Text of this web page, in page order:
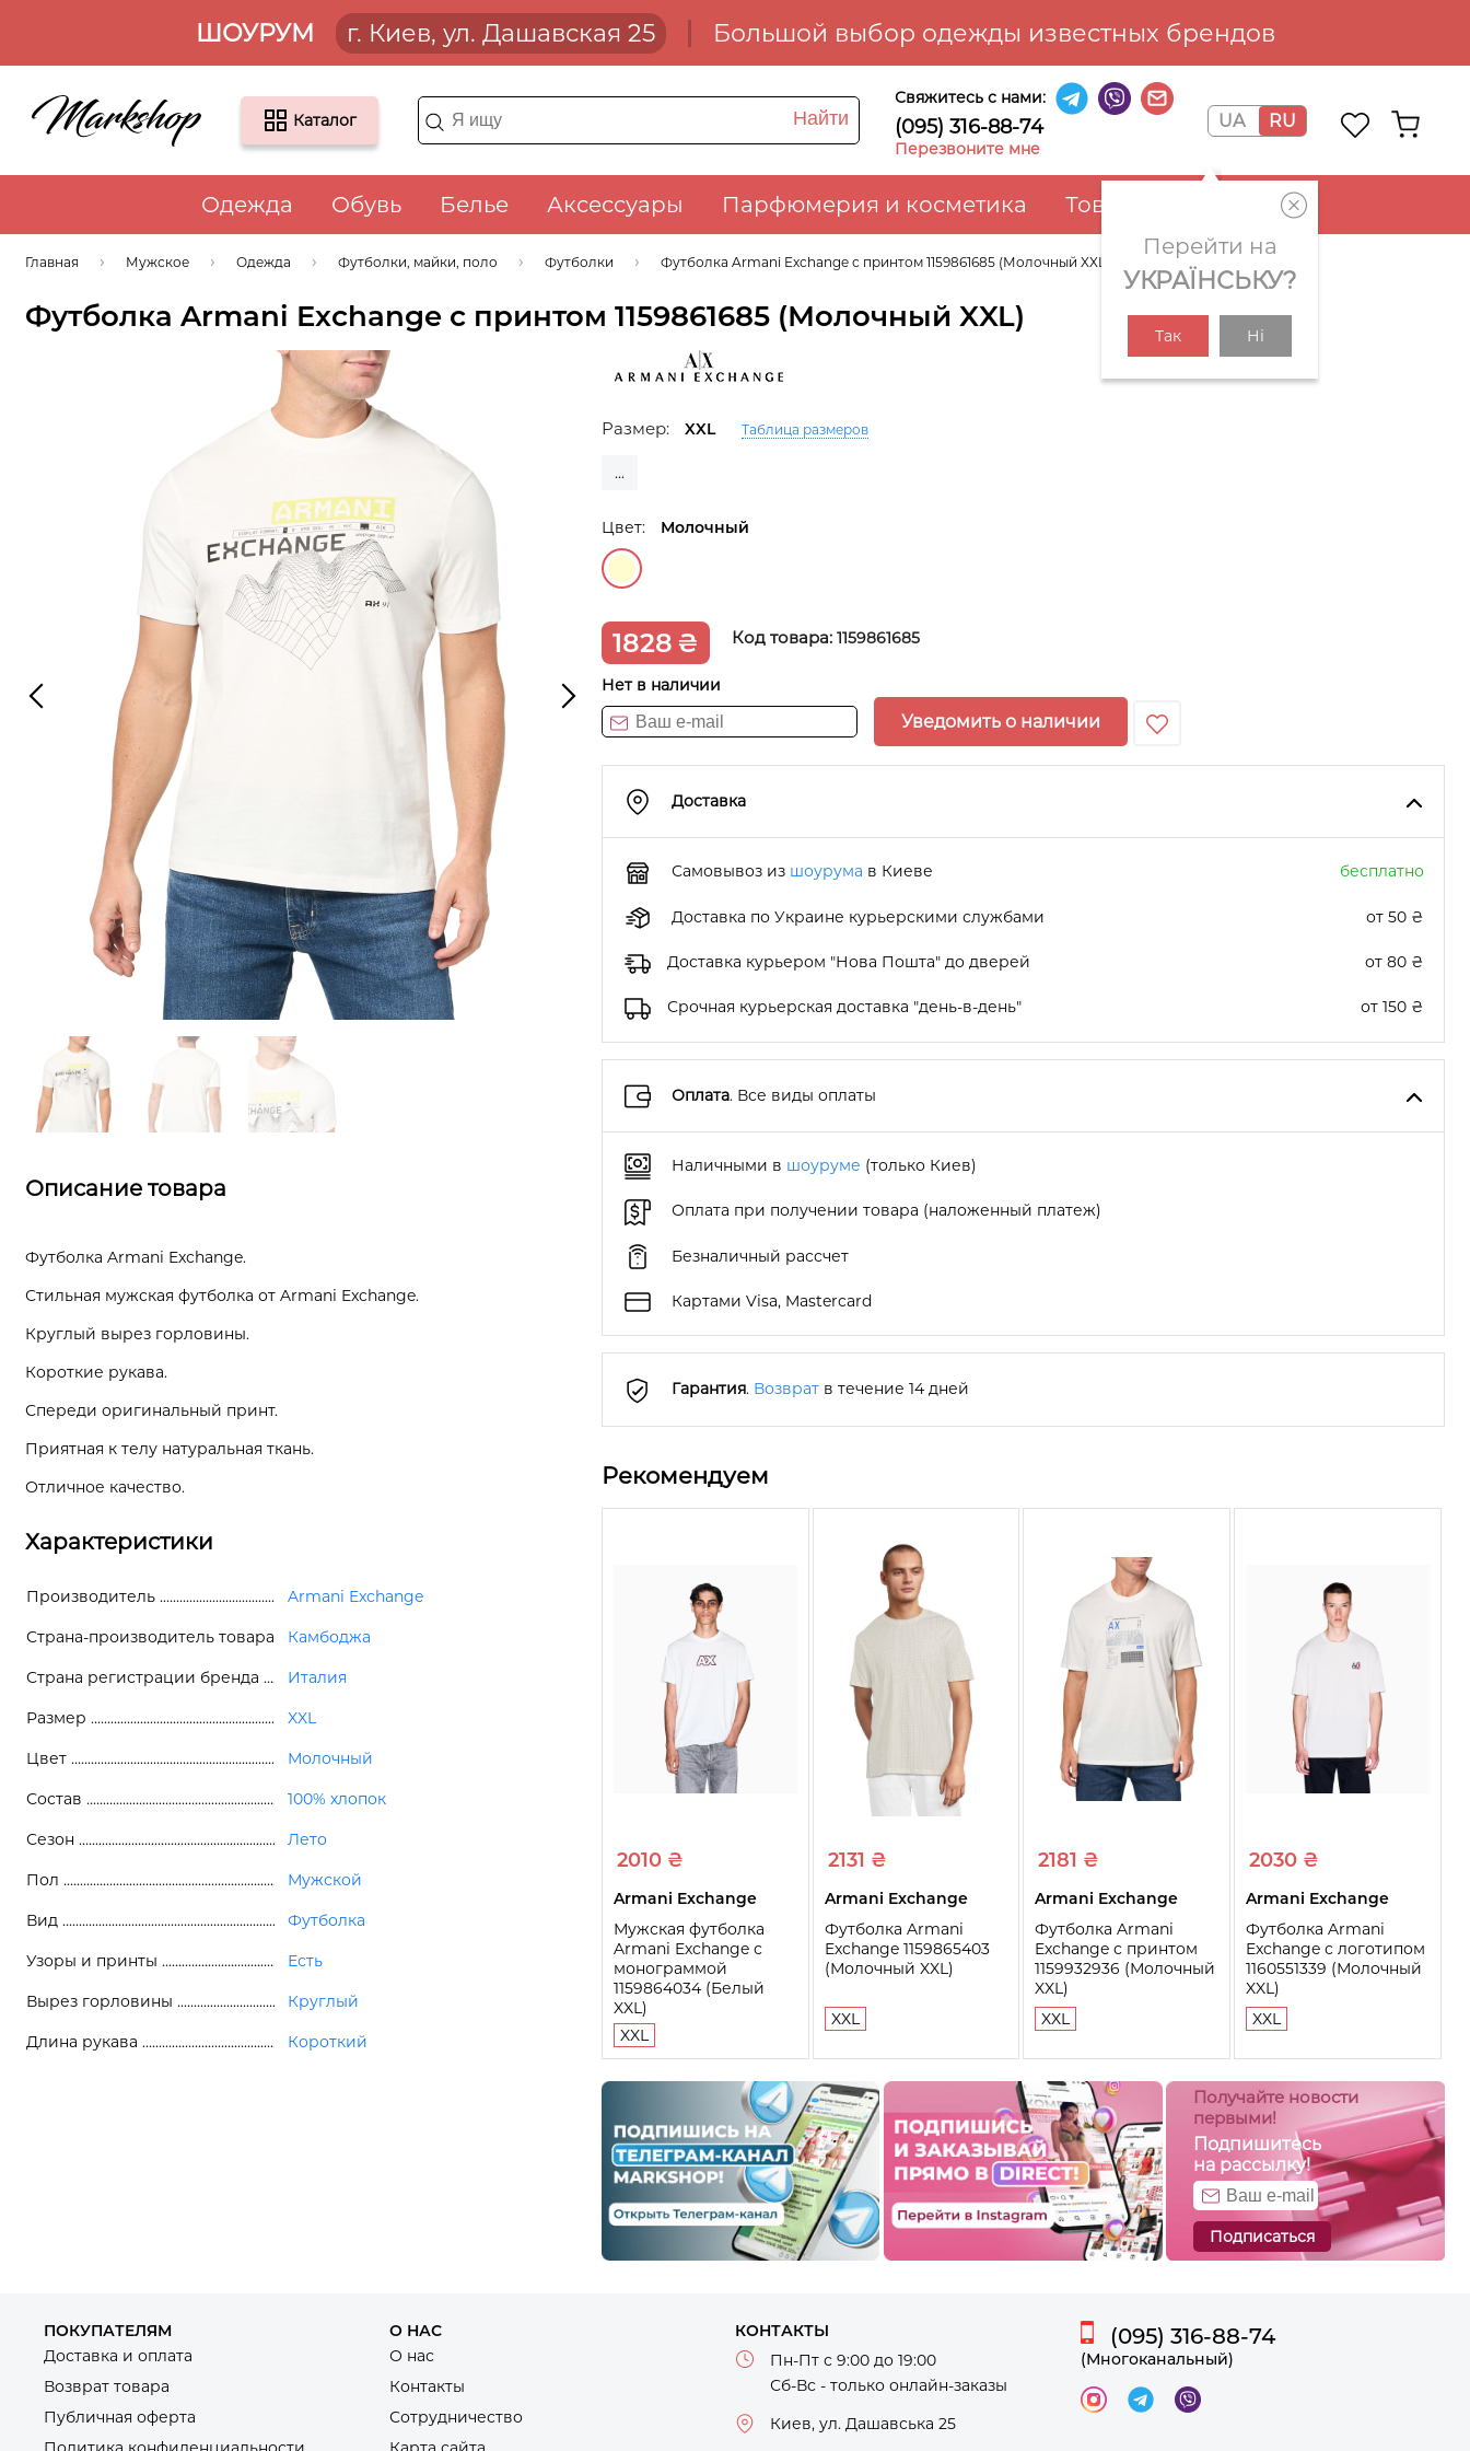
ШОУРУМ г. Киев, ул. Дашавская 25 Большой выбор одежды известных брендов
Каталог Найти
Свяжитесь с нами:
(095) 316-88-74
Перезвоните мне
UA RU
Перейти на
УКРАЇНСЬКУ?
Так Ні
Одежда Обувь Белье Аксессуары Парфюмерия и косметика Товары для дома
Главная Мужское Одежда Футболки, майки, поло Футболки Футболка Armani Exchange с принтом 1159861685 (Молочный XXL)
Футболка Armani Exchange с принтом 1159861685 (Молочный XXL)
Размер: XXL Таблица размеров
...
Цвет: Молочный
1828 ₴ Код товара:1159861685
Нет в наличии
Уведомить о наличии
Доставка
Самовывоз из шоурума в Киеве бесплатно
Доставка по Украине курьерскими службами от 50 ₴
Доставка курьером "Нова Пошта" до дверей от 80 ₴
Срочная курьерская доставка "день-в-день" от 150 ₴
Оплата. Все виды оплаты
Наличными в шоуруме (только Киев)
Оплата при получении товара (наложенный платеж)
Безналичный рассчет
Картами Visa, Mastercard
Гарантия. Возврат в течение 14 дней
Рекомендуем
2010 ₴
Armani Exchange
Мужская футболка
Armani Exchange с
монограммой
1159864034 (Белый
XXL)
XXL
2131 ₴
Armani Exchange
Футболка Armani
Exchange 1159865403
(Молочный XXL)
XXL
2181 ₴
Armani Exchange
Футболка Armani
Exchange с принтом
1159932936 (Молочный
XXL)
XXL
2030 ₴
Armani Exchange
Футболка Armani
Exchange с логотипом
1160551339 (Молочный
XXL)
XXL
Получайте новости
первыми!
Подпишитесь
на рассылку!
Подписаться
Описание товара
Футболка Armani Exchange.
Стильная мужская футболка от Armani Exchange.
Круглый вырез горловины.
Короткие рукава.
Спереди оригинальный принт.
Приятная к телу натуральная ткань.
Отличное качество.
Характеристики
Производитель Armani Exchange
Страна-производитель товара Камбоджа
Страна регистрации бренда Италия
Размер XXL
Цвет Молочный
Состав 100% хлопок
Сезон Лето
Пол Мужской
Вид Футболка
Узоры и принты Есть
Вырез горловины Круглый
Длина рукава Короткий
ПОКУПАТЕЛЯМ
Доставка и оплата
Возврат товара
Публичная оферта
О НАС
О нас
Контакты
Сотрудничество
КОНТАКТЫ
Пн-Пт с 9:00 до 19:00
Сб-Вс - только онлайн-заказы
Киев, ул. Дашавська 25
(095) 316-88-74
(Многоканальный)